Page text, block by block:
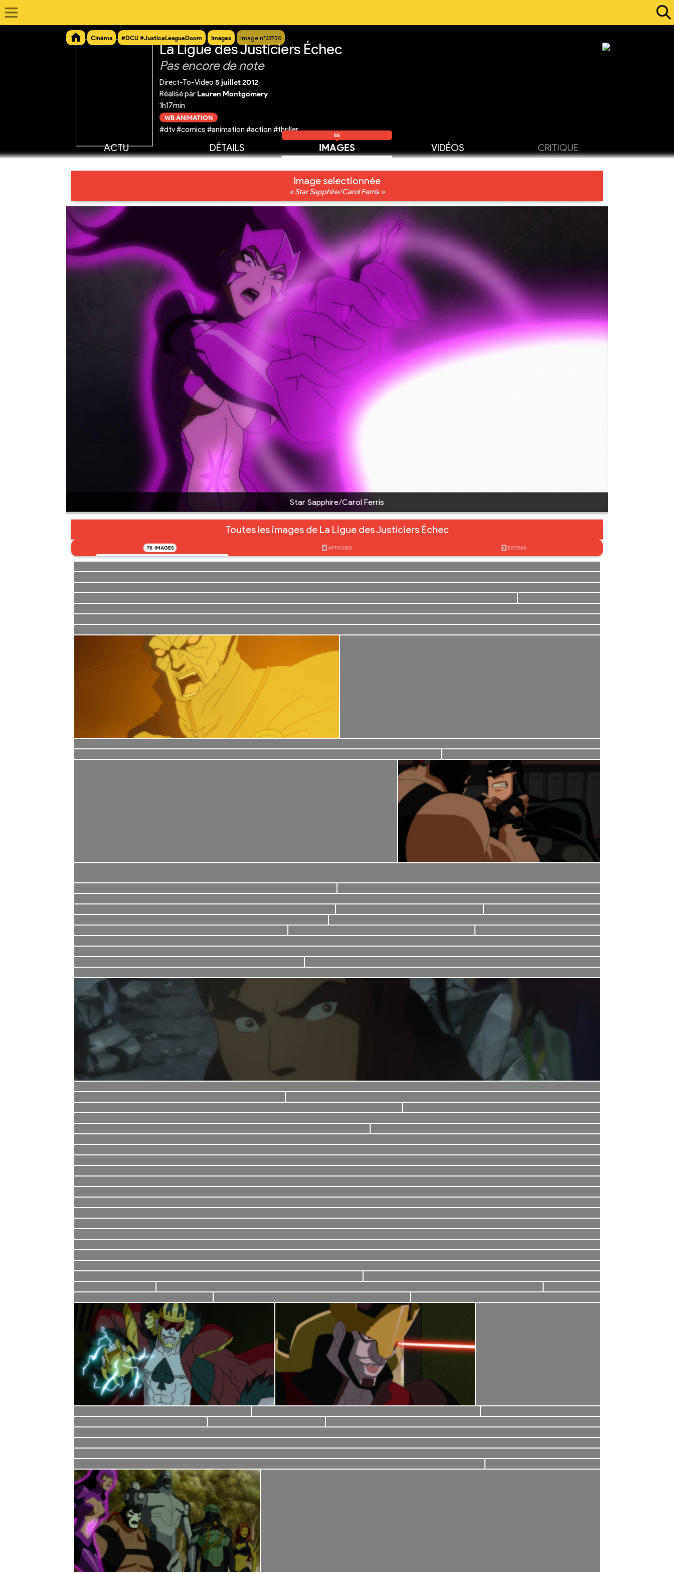
Cinéma #DCU #JusticeLeagueDoom Images Image n°23750
La Ligue des Justiciers Échec
Pas encore de note
Direct-To-Video 5 juillet 2012
Réalisé par Lauren Montgomery
1h17min
WB ANIMATION
#dtv #comics #animation #action #thriller
ACTU DÉTAILS IMAGES
85
VIDÉOS CRITIQUE
Image selectionnée
« Star Sapphire/Carol Ferris »
Star Sapphire/Carol Ferris
Toutes les images de La Ligue des Justiciers Échec
78 IMAGES 4 AFFICHES 3 EXTRAS